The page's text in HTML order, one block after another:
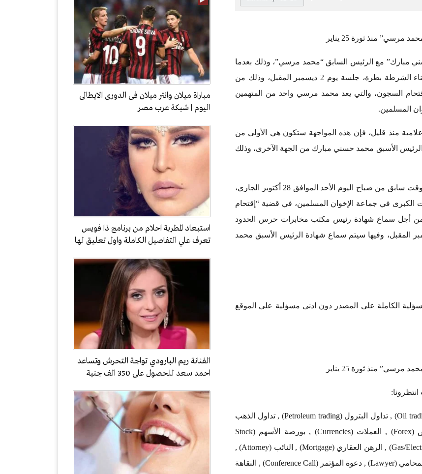
مباراة ميلان وانتر ميلان فى الدورى الايطالى
اليوم | شبكة عرب مصر
استبعاد المطربة احلام من برنامج ذا فويس
تعرف علي التفاصيل الكاملة واول تعليق لها
الفنانة ريم البارودي تواجة التحرش وتساعد
احمد سعد للحصول على 350 الف جنية
منذ ثورة 25 يناير
مبارك” مع الرئيس السابق “محمد مرسي”، وذلك بعدما
حددت محكمة جنايات القاهرة والمنعقدة في معهد أمناء الشرطة بطرة، جلسة يوم 2 ديسمبر المقبل، وذلك من
السجون، والتي يعد محمد مرسي واحد من المتهمين
المسلمين.
منذ قليل، فإن هذه المواجهة ستكون هي الأولى من
الأسبق محمد حسني مبارك من الجهة الآخرى، وذلك
ويذكر بأن محكمة جنايات القاهرة كانت قد قررت في وقت سابق من صباح اليوم الأحد الموافق 28 أكتوبر الجاري،
الكبرى في جماعة الإخوان المسلمين، في قضية “إقتحام
نوفمبر المقبلة، وهذا من أجل سماع شهادة رئيس مكتب مخابرات حرس الحدود
وستكون هناك جلسة آخرى يوم 2 ديسمبر المقبل، وفيها سيتم سماع شهادة الرئيس الأسبق محمد
الكاملة على المصدر دون ادنى مسؤلية على الموقع
منذ ثورة 25 يناير
تداول العملات (Currency exchange) , تداول النفط (Oil trading) , تداول البترول (Petroleum trading) , تداول الذهب
(Gold Trading) , فنادق دبي (Dubai hotels) , فوركس (Forex) , العملات (Currencies) , بورصة الأسهم (Stock
Exchange) , التأمين (Insurance) , الغاز / الكهرباء (Gas/Electricity) , الرهن العقاري (Mortgage) , النائب (Attorney) ,
الدعوى (Claim) , القروض (Loans) , التبرع (Donate) , المحامي (Lawyer) , دعوة المؤتمر (Conference Call) , النقاهة